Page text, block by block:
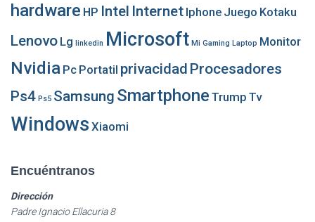
hardware HP Intel Internet Iphone Juego Kotaku
Lenovo Lg linkedin Microsoft Mi Gaming Laptop Monitor
Nvidia Pc Portatil privacidad Procesadores
Ps4 Ps5 Samsung Smartphone Trump Tv
Windows Xiaomi
Encuéntranos
Dirección
Padre Ignacio Ellacuria 8